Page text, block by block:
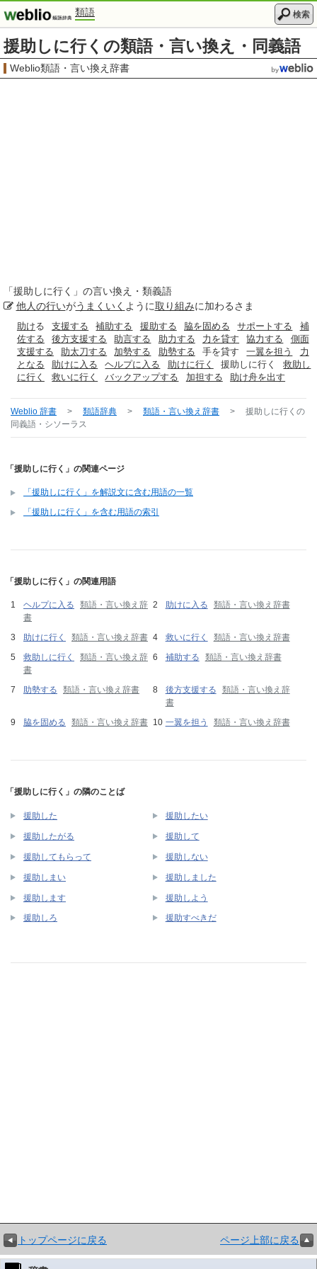
類語 検索
援助しに行くの類語・言い換え・同義語
Weblio類語・言い換え辞書
「援助しに行く
」の言い換え・類義語
他人の行いがうまくいく ように取り組みに加わるさま
助ける 支援する 補助する 援助する 脇を固める サポートする
補
佐する
後方支援する 助言する 助力する 力を貸す 協力する
側面
支援する
助太刀する 加勢する 助勢する 手を貸す 一翼を担う
力
となる
助けに入る ヘルプに入る 助けに行く 援助しに行く
救助し
に行く
救いに行く バックアップする 加担する 助け舟を出す
Weblio 辞書 > 類語辞典 > 類語・言い換え辞書 > 援助しに行く の
同義語・シソーラス
「援助しに行く」の関連ページ
「援助しに行く」を解説文に含む用語の一覧
「援助しに行く」を含む用語の索引
「援助しに行く」の関連用語
ヘルプに入る
類語・言い換え辞
書
助けに入る 類語・言い換え辞書
助けに行く 類語・言い換え辞書 救いに行く
類語・言い換え辞書
救助しに行く
類語・言い換え辞
書
補助する 類語・言い換え辞書
助勢する 類語・言い換え辞書 後方支援する
類語・言い換え辞
書
脇を固める
類語・言い換え辞書 一翼を担う 類語・言い換え辞書
「援助しに行く」の隣のことば
援助した 援助したい
援助したがる 援助して
援助してもらって 援助しない
援助しまい 援助しました
援助します 援助しよう
援助しろ 援助すべきだ
トップページに戻る ページ上部に戻る